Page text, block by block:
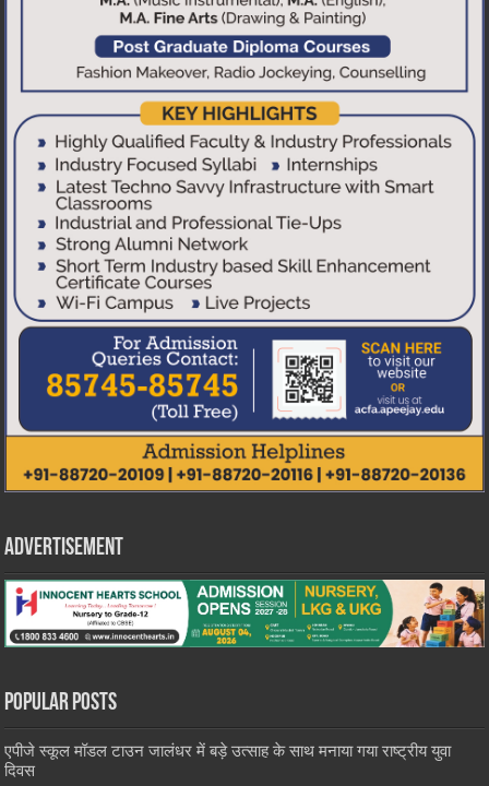
Advertisement
Popular Posts
एपीजे स्कूल मॉडल टाउन जालंधर में बड़े उत्साह के साथ मनाया गया राष्ट्रीय युवा
दिवस